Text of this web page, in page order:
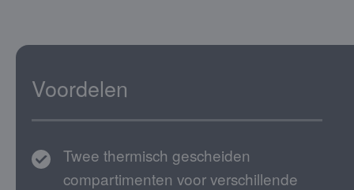
Voordelen
Twee thermisch gescheiden
compartimenten voor verschillende